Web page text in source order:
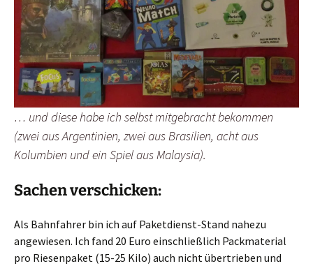
… und diese habe ich selbst mitgebracht bekommen
(zwei aus Argentinien, zwei aus Brasilien, acht aus
Kolumbien und ein Spiel aus Malaysia).
Sachen verschicken:
Als Bahnfahrer bin ich auf Paketdienst-Stand nahezu
angewiesen. Ich fand 20 Euro einschließlich Packmaterial
pro Riesenpaket (15-25 Kilo) auch nicht übertrieben und